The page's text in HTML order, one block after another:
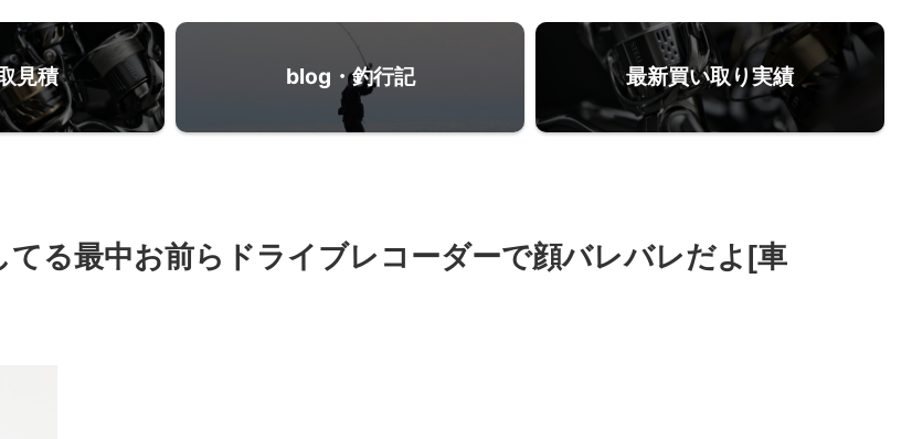
見積 blog・釣行記 最新買い取り実績
る最中お前らドライブレコーダーで顔バレバレだよ[車